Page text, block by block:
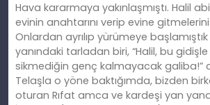
Hava kararmaya yakınlaşmıştı. Halil
evinin anahtarını verip evine
Onlardan ayrılıp yürümeye
yanındaki tarladan biri, “Halil, bu
sikmediğin genç kalmayacak galiba!”
Telaşla o yöne baktığımda, bizden
oturan Rıfat amca ve kardeşi yan